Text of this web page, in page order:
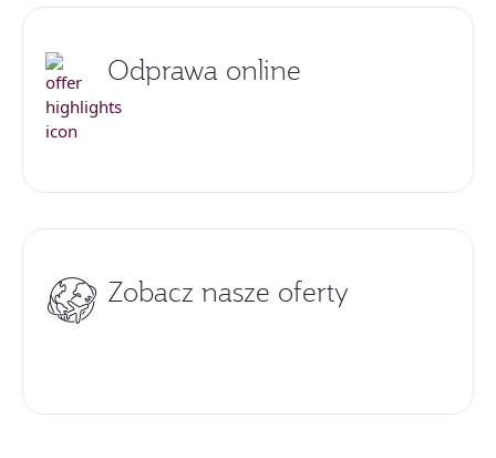
Odprawa online
Zobacz nasze oferty